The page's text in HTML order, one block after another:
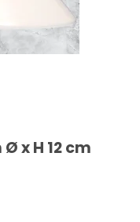
x H 12 cm